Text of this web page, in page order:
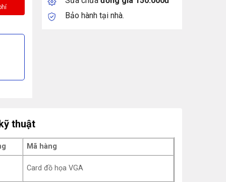
Bảo hành tại nhà.
thuật
Mã hàng
Card đồ họa VGA